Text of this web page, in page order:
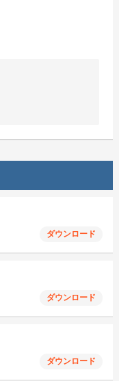
ダウンロード
ダウンロード
ダウンロード